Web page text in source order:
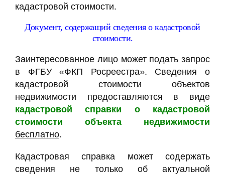
кадастровой стоимости.
Документ, содержащий сведения о кадастровой
стоимости.
Заинтересованное лицо может подать запрос
в ФГБУ «ФКП Росреестра». Сведения о
кадастровой стоимости объектов
недвижимости предоставляются в виде
кадастровой справки о кадастровой
стоимости объекта недвижимости
бесплатно.
Кадастровая справка может содержать
сведения не только об актуальной